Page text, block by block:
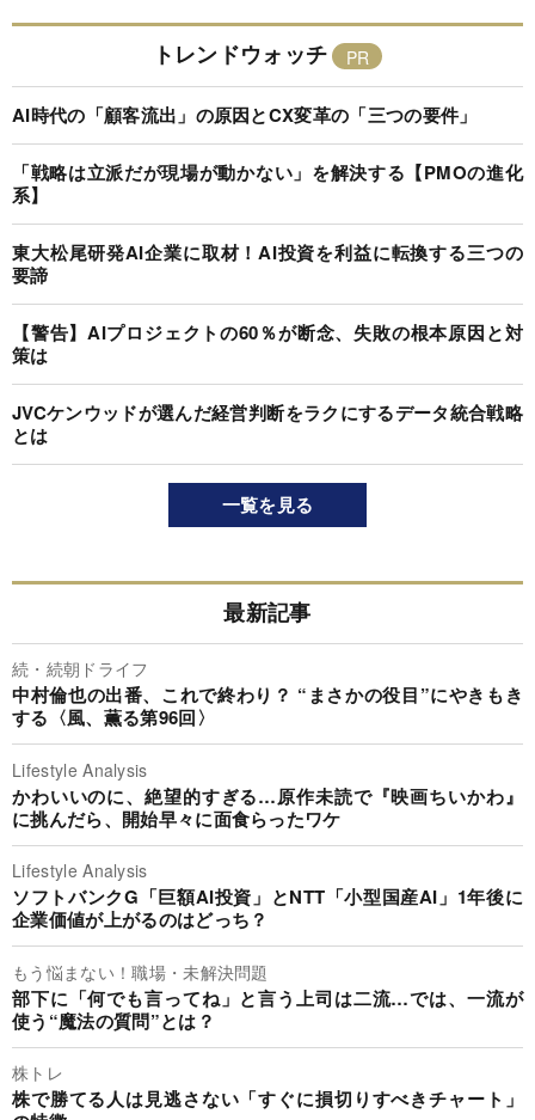
トレンドウォッチ
AI時代の「顧客流出」の原因とCX変革の「三つの要件」
「戦略は立派だが現場が動かない」を解決する【PMOの進化
系】
東大松尾研発AI企業に取材！AI投資を利益に転換する三つの
要諦
【警告】AIプロジェクトの60％が断念、失敗の根本原因と対
策は
JVCケンウッドが選んだ経営判断をラクにするデータ統合戦略
とは
一覧を見る
最新記事
続・続朝ドライフ
中村倫也の出番、これで終わり？ “まさかの役目”にやきもき
する〈風、薫る第96回〉
Lifestyle Analysis
かわいいのに、絶望的すぎる…原作未読で『映画ちいかわ』
に挑んだら、開始早々に面食らったワケ
Lifestyle Analysis
ソフトバンクG「巨額AI投資」とNTT「小型国産AI」1年後に
企業価値が上がるのはどっち？
もう悩まない！職場・未解決問題
部下に「何でも言ってね」と言う上司は二流…では、一流が
使う“魔法の質問”とは？
株トレ
株で勝てる人は見逃さない「すぐに損切りすべきチャート」